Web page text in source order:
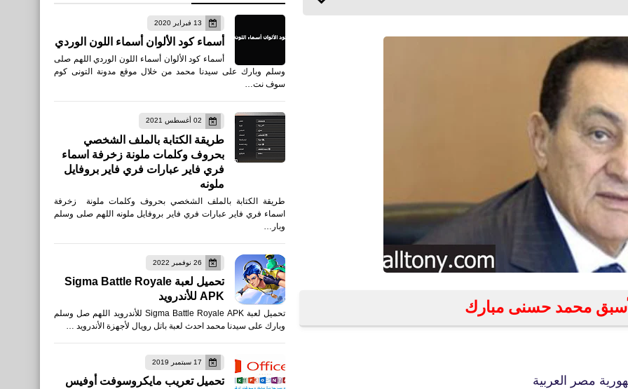
محمد حسنى مبارك
13 فبراير 2020
أسماء كود الألوان أسماء اللون الوردي
أسماء كود الألوان أسماء اللون الوردي اللهم صلى
وسلم وبارك على سيدنا محمد من خلال موقع مدونة التونى كوم
سوف نت…
02 أغسطس 2021
طريقة الكتابة بالملف الشخصي
بحروف وكلمات ملونة زخرفة اسماء
فري فاير عبارات فري فاير بروفايل
ملونه
طريقة الكتابة بالملف الشخصي بحروف وكلمات ملونة زخرفة
اسماء فري فاير عبارات فري فاير بروفايل ملونه اللهم صلى وسلم
وبار…
26 نوفمبر 2022
تحميل لعبة Sigma Battle Royale
APK للأندرويد
تحميل لعبة Sigma Battle Royale APK للأندرويد اللهم صل وسلم
وبارك على سيدنا محمد احدث لعبة باتل رويال لأجهزة الأندرويد …
17 سبتمبر 2019
تحميل تعريب مايكروسوفت أوفيس رياضة